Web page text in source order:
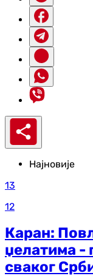
Најновије
13
12
Каран:
џелатима -
сваког